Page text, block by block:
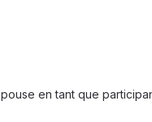
en tant que